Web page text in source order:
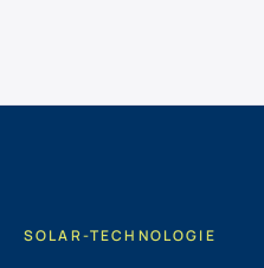
SOLAR-TECHNOLOGIE